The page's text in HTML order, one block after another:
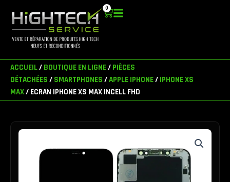
contenu
0
Panier
ACCUEIL/ BOUTIQUE EN LIGNE/ PIÈCES
DÉTACHÉES / SMARTPHONES /APPLE IPHONE/ IPHONE XS
MAX/ ECRAN IPHONE XS MAX INCELL FHD